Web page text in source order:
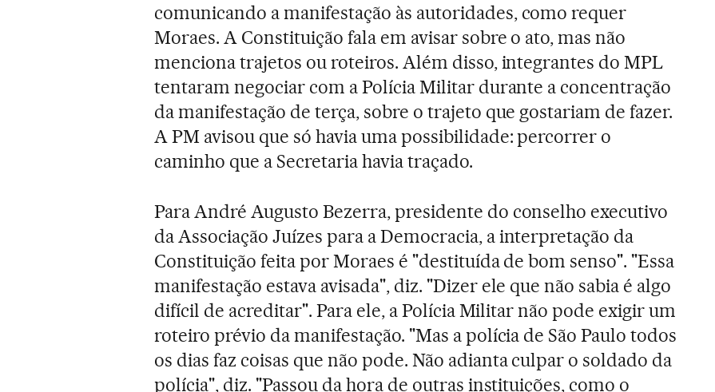
comunicando a manifestação às autoridades, como requer
Moraes. A Constituição fala em avisar sobre o ato, mas não
menciona trajetos ou roteiros. Além disso, integrantes do MPL
tentaram negociar com a Polícia Militar durante a concentração
da manifestação de terça, sobre o trajeto que gostariam de fazer.
A PM avisou que só havia uma possibilidade: percorrer o
caminho que a Secretaria havia traçado.
Para André Augusto Bezerra, presidente do conselho executivo
da Associação Juízes para a Democracia, a interpretação da
Constituição feita por Moraes é "destituída de bom senso". "Essa
manifestação estava avisada", diz. "Dizer ele que não sabia é algo
difícil de acreditar". Para ele, a Polícia Militar não pode exigir um
roteiro prévio da manifestação. "Mas a polícia de São Paulo todos
os dias faz coisas que não pode. Não adianta culpar o soldado da
polícia", diz. "Passou da hora de outras instituições, como o